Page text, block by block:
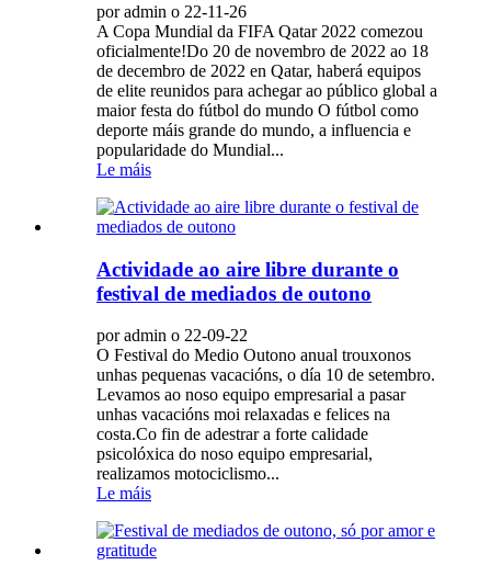
por admin o 22-11-26
A Copa Mundial da FIFA Qatar 2022 comezou
oficialmente!Do 20 de novembro de 2022 ao 18
de decembro de 2022 en Qatar, haberá equipos
de elite reunidos para achegar ao público global a
maior festa do fútbol do mundo O fútbol como
deporte máis grande do mundo, a influencia e
popularidade do Mundial...
Le máis
Actividade ao aire libre durante o
festival de mediados de outono
por admin o 22-09-22
O Festival do Medio Outono anual trouxonos
unhas pequenas vacacións, o día 10 de setembro.
Levamos ao noso equipo empresarial a pasar
unhas vacacións moi relaxadas e felices na
costa.Co fin de adestrar a forte calidade
psicolóxica do noso equipo empresarial,
realizamos motociclismo...
Le máis